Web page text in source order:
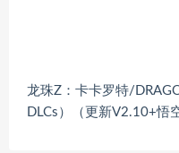
龙珠Z：卡卡罗特/
DLCs）（更新V2.10+悟